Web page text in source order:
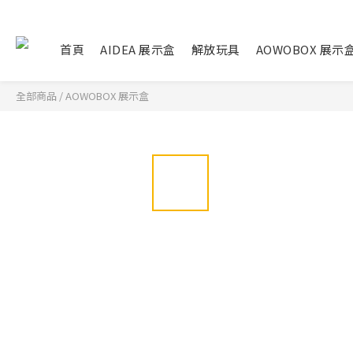
首頁 AIDEA 展示盒 解放玩具 AOWOBOX 展示
全部商品 /AOWOBOX 展示盒